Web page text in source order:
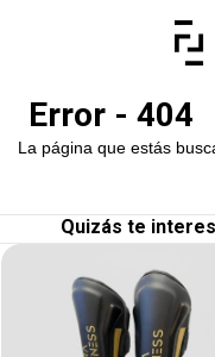
Error - 404
La página que estás
Quizás te